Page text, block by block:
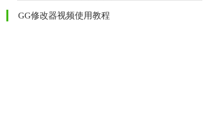
GG修改器视频使用教程